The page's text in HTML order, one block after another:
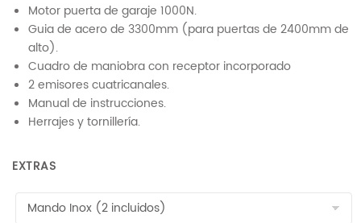
Motor puerta de garaje 1000N.
Guia de acero de 3300mm (para puertas de 2400mm de
alto).
Cuadro de maniobra con receptor incorporado
2 emisores cuatricanales.
Manual de instrucciones.
Herrajes y tornillería.
EXTRAS